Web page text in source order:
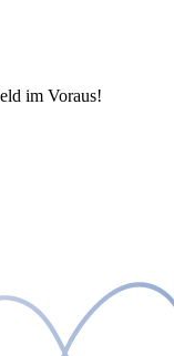
im Voraus!